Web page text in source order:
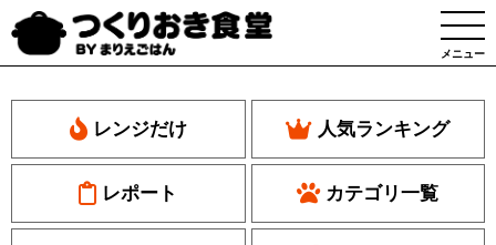
メニュー
レンジだけ 人気ランキング
レポート カテゴリ一覧